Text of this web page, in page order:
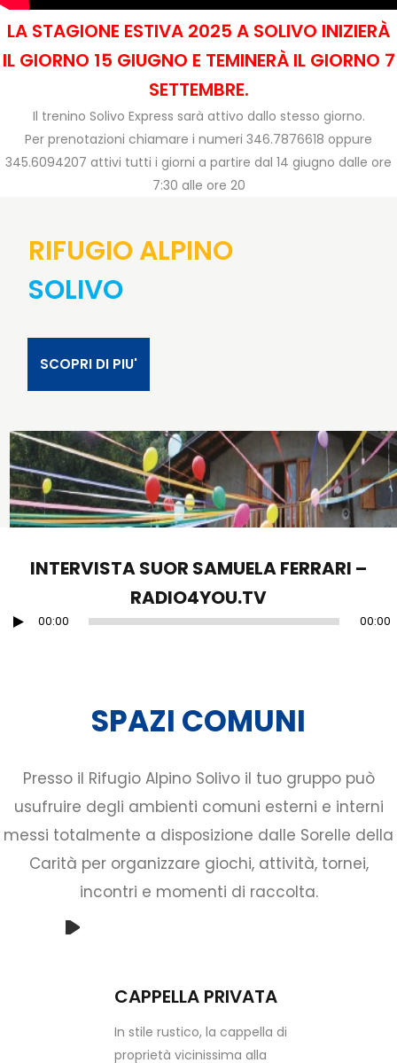
LA STAGIONE ESTIVA 2025 A SOLIVO INIZIERÀ
IL GIORNO 15 GIUGNO E TEMINERÀ IL GIORNO 7
SETTEMBRE.
Il trenino Solivo Express sarà attivo dallo stesso giorno.
Per prenotazioni chiamare i numeri 346.7876618 oppure
345.6094207 attivi tutti i giorni a partire dal 14 giugno dalle ore
7:30 alle ore 20
SOLIVO
RIFUGIO ALPINO
SCOPRI DI PIU'
INTERVISTA SUOR SAMUELA FERRARI –
RADIO4YOU.TV
Audio
00:00 00:00
SPAZI COMUNI
Presso il Rifugio Alpino Solivo il tuo gruppo può
usufruire degli ambienti comuni esterni e interni
messi totalmente a disposizione dalle Sorelle della
Carità per organizzare giochi, attività, tornei,
incontri e momenti di raccolta.
CAPPELLA PRIVATA
In stile rustico, la cappella di
proprietà vicinissima alla